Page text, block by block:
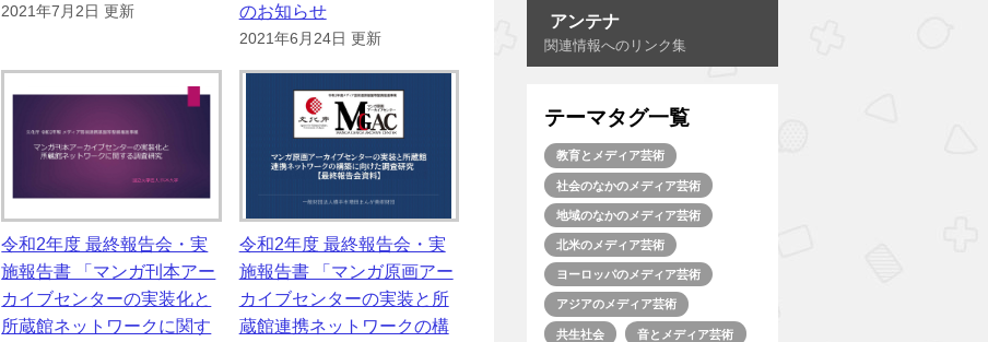
2021年7月2日 更新
のお知らせ
2021年6月24日 更新
令和2年度 最終報告会・実
施報告書 「マンガ刊本アー
カイブセンターの実装化と
所蔵館ネットワークに関す
令和2年度 最終報告会・実
施報告書 「マンガ原画アー
カイブセンターの実装と所
蔵館連携ネットワークの構
アンテナ
関連情報へのリンク集
テーマタグ一覧
教育とメディア芸術
社会のなかのメディア芸術
地域のなかのメディア芸術
北米のメディア芸術
ヨーロッパのメディア芸術
アジアのメディア芸術
共生社会 音とメディア芸術